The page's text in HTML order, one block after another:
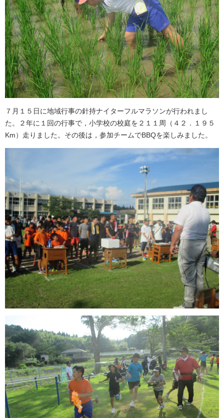
７月１５日に地域行事の針持ナイターフルマラソンが行われまし
た。２年に１回の行事で，小学校の校庭を２１１周（４２．１９５
Km）走りました。その後は，参加チームでBBQを楽しみました。